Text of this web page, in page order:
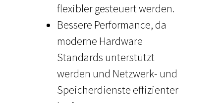
flexibler gesteuert werden.
Bessere Performance, da
moderne Hardware
Standards unterstützt
werden und Netzwerk- und
Speicherdienste effizienter